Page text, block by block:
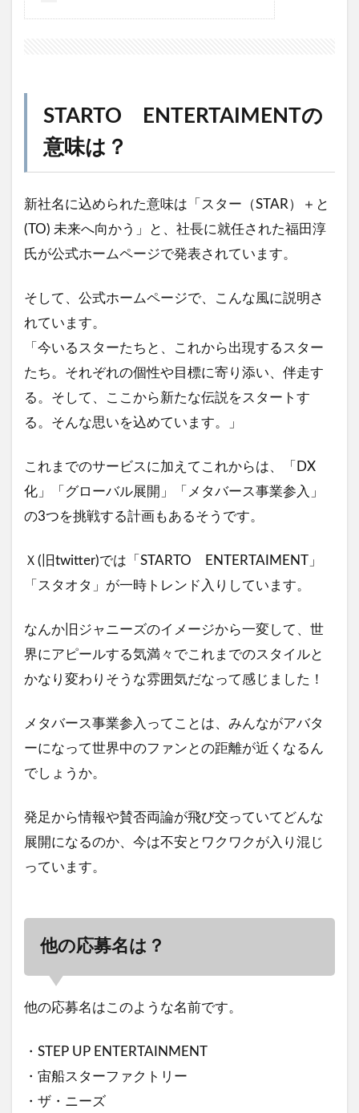
STARTO ENTERTAIMENTの
意味は？
新社名に込められた意味は「スター（STAR）＋と
(TO) 未来へ向かう」と、社長に就任された福田淳
氏が公式ホームページで発表されています。
そして、公式ホームページで、こんな風に説明さ
れています。
「今いるスターたちと、これから出現するスター
たち。それぞれの個性や目標に寄り添い、伴走す
る。そして、ここから新たな伝説をスタートす
る。そんな思いを込めています。」
これまでのサービスに加えてこれからは、「DX
化」「グローバル展開」「メタバース事業参入」
の3つを挑戦する計画もあるそうです。
Ｘ(旧twitter)では「STARTO ENTERTAIMENT」
「スタオタ」が一時トレンド入りしています。
なんか旧ジャニーズのイメージから一変して、世
界にアピールする気満々でこれまでのスタイルと
かなり変わりそうな雰囲気だなって感じました！
メタバース事業参入ってことは、みんながアバタ
ーになって世界中のファンとの距離が近くなるん
でしょうか。
発足から情報や賛否両論が飛び交っていてどんな
展開になるのか、今は不安とワクワクが入り混じ
っています。
他の応募名は？
他の応募名はこのような名前です。
・STEP UP ENTERTAINMENT
・宙船スターファクトリー
・ザ・ニーズ